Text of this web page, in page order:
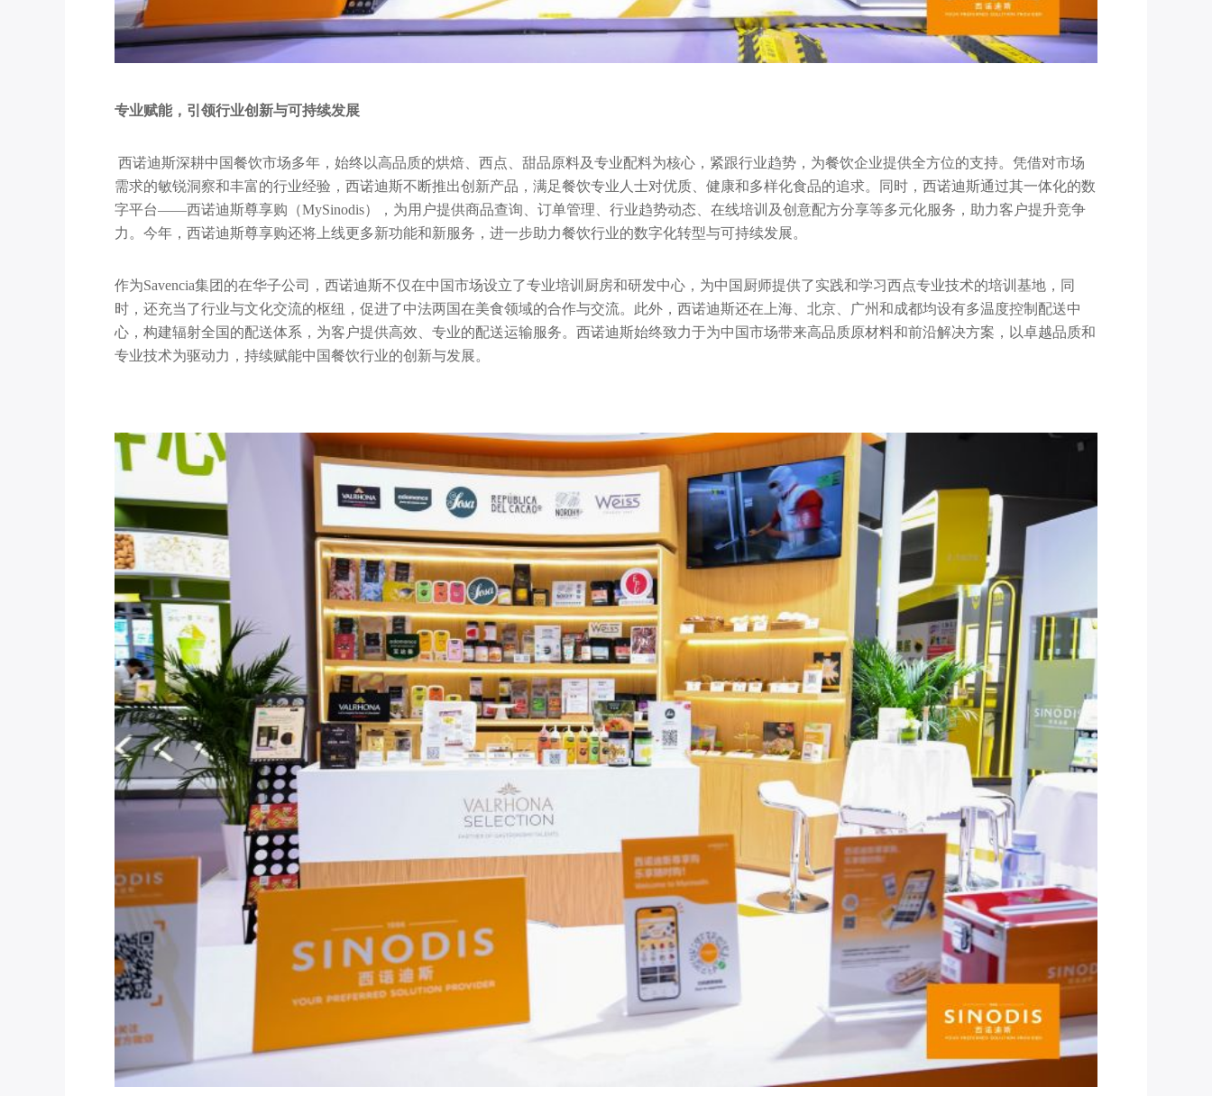
专业赋能，引领行业创新与可持续发展
西诺迪斯深耕中国餐饮市场多年，始终以高品质的烘焙、西点、甜品原料及专业配料为核心，紧跟行业趋势，为餐饮企业提供全方位的支持。凭借对市场
需求的敏锐洞察和丰富的行业经验，西诺迪斯不断推出创新产品，满足餐饮专业人士对优质、健康和多样化食品的追求。同时，西诺迪斯通过其一体化的数
字平台——西诺迪斯尊享购（MySinodis），为用户提供商品查询、订单管理、行业趋势动态、在线培训及创意配方分享等多元化服务，助力客户提升竞争
力。今年，西诺迪斯尊享购还将上线更多新功能和新服务，进一步助力餐饮行业的数字化转型与可持续发展。
作为Savencia集团的在华子公司，西诺迪斯不仅在中国市场设立了专业培训厨房和研发中心，为中国厨师提供了实践和学习西点专业技术的培训基地，同
时，还充当了行业与文化交流的枢纽，促进了中法两国在美食领域的合作与交流。此外，西诺迪斯还在上海、北京、广州和成都均设有多温度控制配送中
心，构建辐射全国的配送体系，为客户提供高效、专业的配送运输服务。西诺迪斯始终致力于为中国市场带来高品质原材料和前沿解决方案，以卓越品质和
专业技术为驱动力，持续赋能中国餐饮行业的创新与发展。